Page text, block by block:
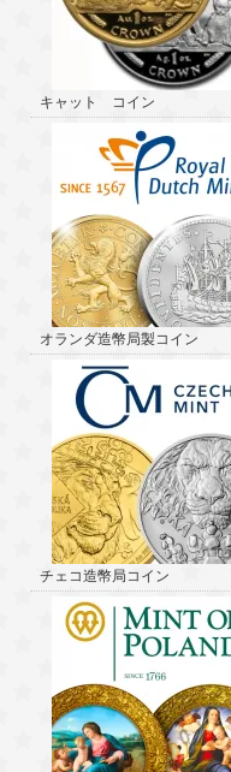
キャット コイン
オランダ造幣局製コイン
チェコ造幣局コイン